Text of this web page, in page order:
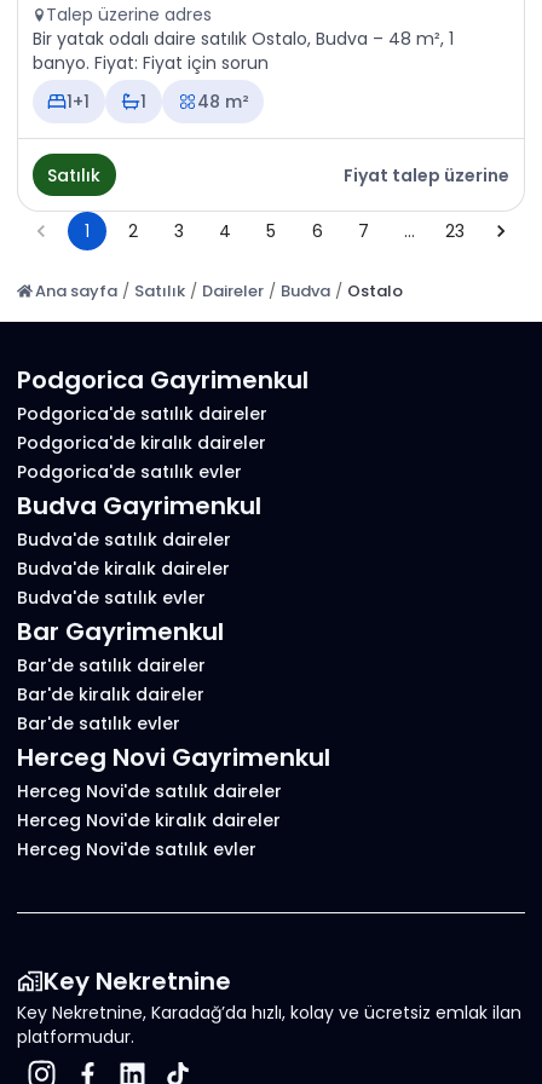
Talep üzerine adres
Bir yatak odalı daire satılık Ostalo, Budva – 48 m², 1
banyo. Fiyat: Fiyat için sorun
1+1
1 48 m²
Satılık Fiyat talep üzerine
1 2 3 4 5 6 7 … 23
Ana sayfa / Satılık / Daireler / Budva / Ostalo
Podgorica Gayrimenkul
Podgorica'de satılık daireler
Podgorica'de kiralık daireler
Podgorica'de satılık evler
Budva Gayrimenkul
Budva'de satılık daireler
Budva'de kiralık daireler
Budva'de satılık evler
Bar Gayrimenkul
Bar'de satılık daireler
Bar'de kiralık daireler
Bar'de satılık evler
Herceg Novi Gayrimenkul
Herceg Novi'de satılık daireler
Herceg Novi'de kiralık daireler
Herceg Novi'de satılık evler
Key Nekretnine
Key Nekretnine, Karadağ’da hızlı, kolay ve ücretsiz emlak ilan
platformudur.